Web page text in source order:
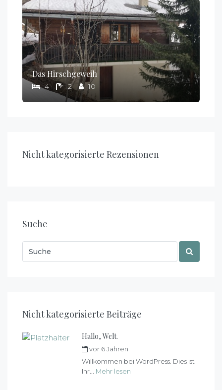
Das Hirschgeweih
4 2 10
Nicht kategorisierte Rezensionen
Suche
Nicht kategorisierte Beiträge
Hallo, Welt.
vor 6 Jahren
Willkommen bei WordPress. Dies ist
Ihr... Mehr lesen